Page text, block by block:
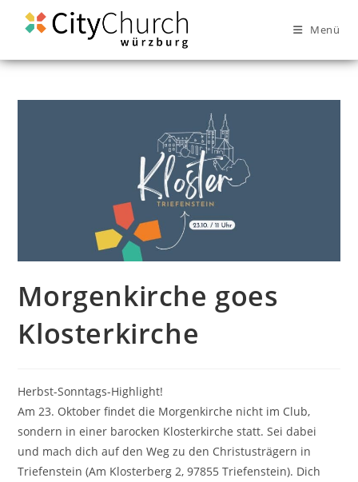
Menü
Morgenkirche goes
Klosterkirche
Herbst-Sonntags-Highlight!
Am 23. Oktober findet die Morgenkirche nicht im Club,
sondern in einer barocken Klosterkirche statt. Sei dabei
und mach dich auf den Weg zu den Christusträgern in
Triefenstein (Am Klosterberg 2, 97855 Triefenstein). Dich